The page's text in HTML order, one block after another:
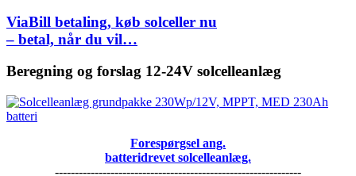
ViaBill betaling, køb solceller nu
– betal, når du vil…
Beregning og forslag 12-24V solcelleanlæg
Forespørgsel ang.
batteridrevet solcelleanlæg.
--------------------------------------------------------------